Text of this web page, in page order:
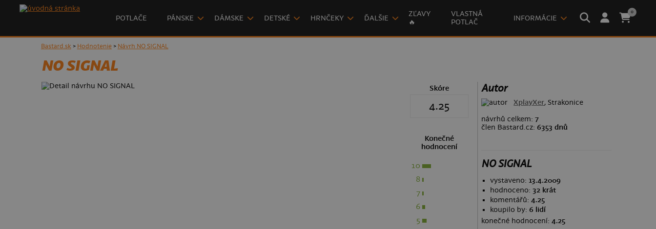
POTLAČE PÁNSKE DÁMSKE DETSKÉ HRNČEKY ĎALŠIE
ZĽAVY
🔥
VLASTNÁ
POTLAČ
INFORMÁCIE
0
Bastard.sk> Hodnotenie> Návrh NO SIGNAL
NO SIGNAL
Skóre
4.25
Konečné
hodnocení
10
8
7
6
5
Autor
XplayXer, Strakonice
návrhů celkem: 7
člen Bastard.cz: 6353 dnů
NO SIGNAL
vystaveno: 13.4.2009
hodnoceno: 32 krát
komentářů: 4.25
koupilo by: 6 lidí
konečné hodnocení: 4.25